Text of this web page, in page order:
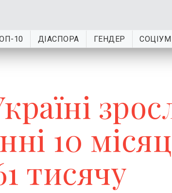
10 ДІАСПОРА ГЕНДЕР СОЦІУМ
10
тисячу